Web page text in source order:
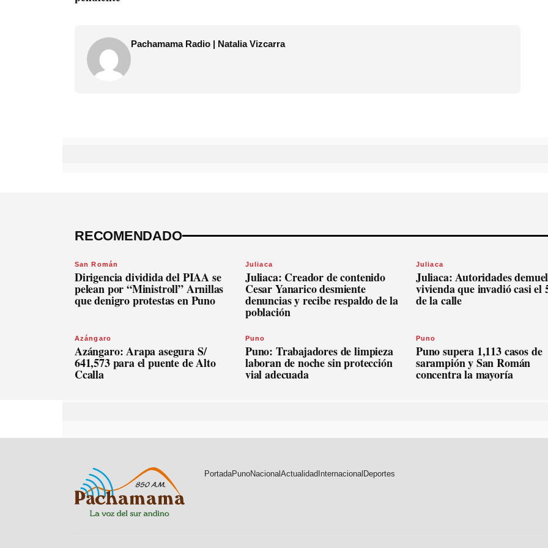
Pachamama Radio | Natalia Vizcarra
RECOMENDADO
San Román
Dirigencia dividida del PIAA se
pelean por “Ministroll” Arnillas
que denigro protestas en Puno
Juliaca
Juliaca: Creador de contenido
Cesar Yanarico desmiente
denuncias y recibe respaldo de la
población
Juliaca
Juliaca: Autoridades
vivienda que invadió casi el
de la calle
Azángaro
Azángaro: Arapa asegura S/
641,573 para el puente de Alto
Ccalla
Puno
Puno: Trabajadores de limpieza
laboran de noche sin protección
vial adecuada
Puno
Puno supera 1,113 casos de
sarampión y San Román
concentra la mayoría
PortadaPunoNacional Actualidad Internacional Deportes